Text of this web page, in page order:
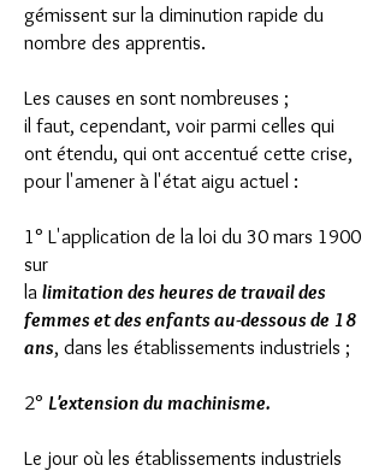
gémissent sur la diminution rapide du
nombre des apprentis.
Les causes en sont nombreuses ;
il faut, cependant, voir parmi celles qui
ont étendu, qui ont accentué cette crise,
pour l'amener à l'état aigu actuel :
1° L'application de la loi du 30 mars 1900
sur
la limitation des heures de travail des
femmes et des enfants au-dessous de 18
ans, dans les établissements industriels ;
2° L'extension du machinisme.
Le jour où les établissements industriels